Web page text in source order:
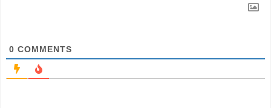
0 COMMENTS